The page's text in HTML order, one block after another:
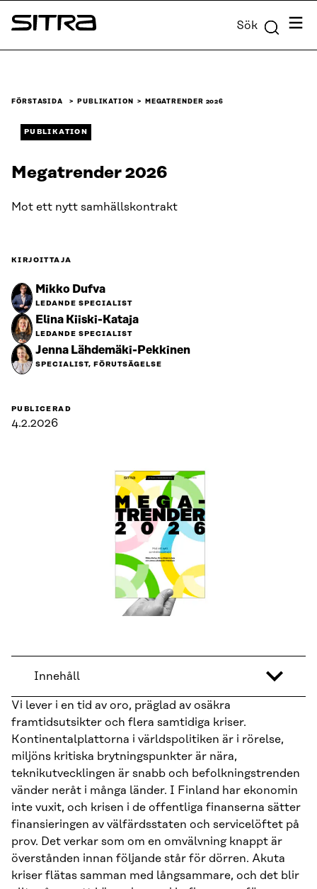
Skip to
content
Sitra Sök Meny
FÖRSTASIDA PUBLIKATION MEGATRENDER 2026
PUBLIKATION
Megatrender 2026
Mot ett nytt samhällskontrakt
KIRJOITTAJA
Mikko Dufva
LEDANDE SPECIALIST
Elina Kiiski-Kataja
LEDANDE SPECIALIST
Jenna Lähdemäki-Pekkinen
SPECIALIST, FÖRUTSÄGELSE
PUBLICERAD
4.2.2026
Innehåll
Vi lever i en tid av oro, präglad av osäkra
framtidsutsikter och flera samtidiga kriser.
Kontinentalplattorna i världspolitiken är i rörelse,
miljöns kritiska brytningspunkter är nära,
teknikutvecklingen är snabb och befolkningstrenden
vänder neråt i många länder. I Finland har ekonomin
inte vuxit, och krisen i de offentliga finanserna sätter
finansieringen av välfärdsstaten och servicelöftet på
prov. Det verkar som om en omvälvning knappt är
överstånden innan följande står för dörren. Akuta
kriser flätas samman med långsammare, och det blir